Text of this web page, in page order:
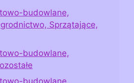
budowlane,
Sprzątające,
budowlane,